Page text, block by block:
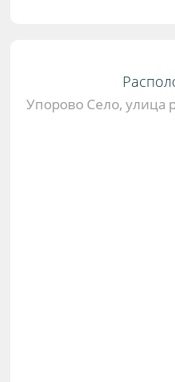
Упорово Село, улица